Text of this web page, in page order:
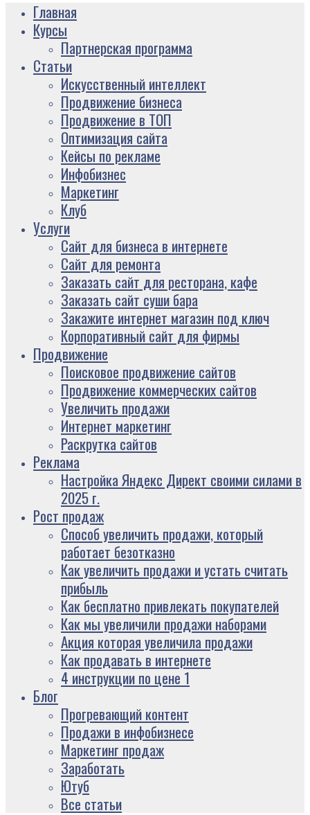
Главная
Курсы
Партнерская программа
Статьи
Искусственный интеллект
Продвижение бизнеса
Продвижение в ТОП
Оптимизация сайта
Кейсы по рекламе
Инфобизнес
Маркетинг
Клуб
Услуги
Сайт для бизнеса в интернете
Сайт для ремонта
Заказать сайт для ресторана, кафе
Заказать сайт суши бара
Закажите интернет магазин под ключ
Корпоративный сайт для фирмы
Продвижение
Поисковое продвижение сайтов
Продвижение коммерческих сайтов
Увеличить продажи
Интернет маркетинг
Раскрутка сайтов
Реклама
Настройка Яндекс Директ своими силами в
2025 г.
Рост продаж
Способ увеличить продажи, который
работает безотказно
Как увеличить продажи и устать считать
прибыль
Как бесплатно привлекать покупателей
Как мы увеличили продажи наборами
Акция которая увеличила продажи
Как продавать в интернете
4 инструкции по цене 1
Блог
Прогревающий контент
Продажи в инфобизнесе
Маркетинг продаж
Заработать
Ютуб
Все статьи